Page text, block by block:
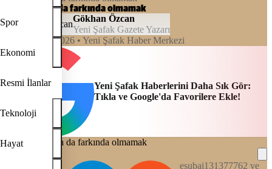
Spor
Ekonomi
Resmi İlanlar
Teknoloji
Hayat
Olmamak ya da farkında olmamak
Gökhan Özcan
Yeni Şafak Gazete Yazarı
04:00, 11/06/2026 • Yeni Şafak Haber Merkezi
Yeni Şafak Haberlerini Daha Sık Gör:
Tıkla ve Google'da Favorilere Ekle!
esubai131377762 ve